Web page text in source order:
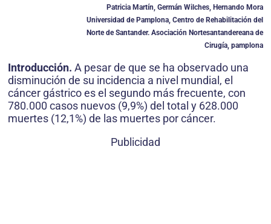
Patricia Martín, Germán Wilches, Hernando Mora
Universidad de Pamplona, Centro de Rehabilitación del
Norte de Santander. Asociación Nortesantandereana de
Cirugía, pamplona
Introducción. A pesar de que se ha observado una
disminución de su incidencia a nivel mundial, el
cáncer gástrico es el segundo más frecuente, con
780.000 casos nuevos (9,9%) del total y 628.000
muertes (12,1%) de las muertes por cáncer.
Publicidad